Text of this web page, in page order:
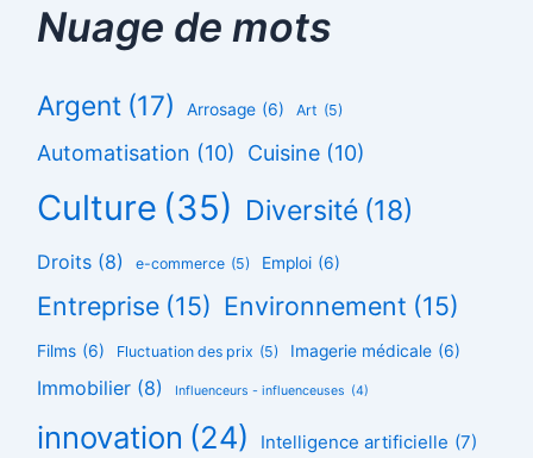
Nuage de mots
Argent (17) Arrosage (6) Art (5)
Automatisation (10) Cuisine (10)
Culture (35) Diversité (18)
Droits (8) e-commerce (5) Emploi (6)
Entreprise (15) Environnement (15)
Films (6) Fluctuation des prix (5) Imagerie médicale (6)
Immobilier (8) Influenceurs - influenceuses (4)
innovation (24) Intelligence artificielle (7)